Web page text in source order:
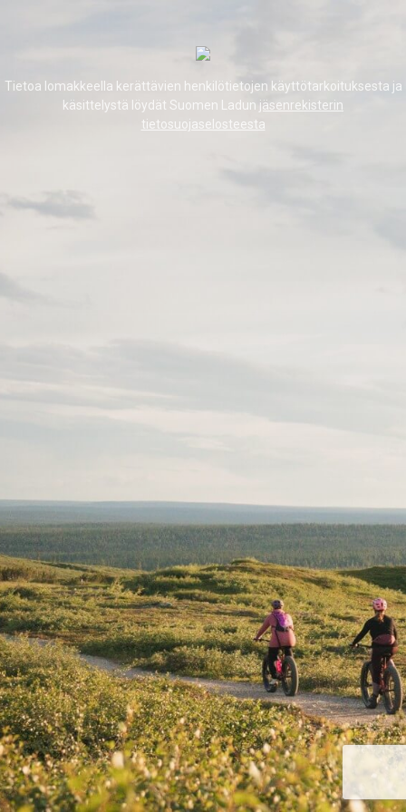
Tietoa lomakkeella kerättävien henkilötietojen käyttötarkoituksesta ja
käsittelystä löydät Suomen Ladun jäsenrekisterin
tietosuojaselosteesta